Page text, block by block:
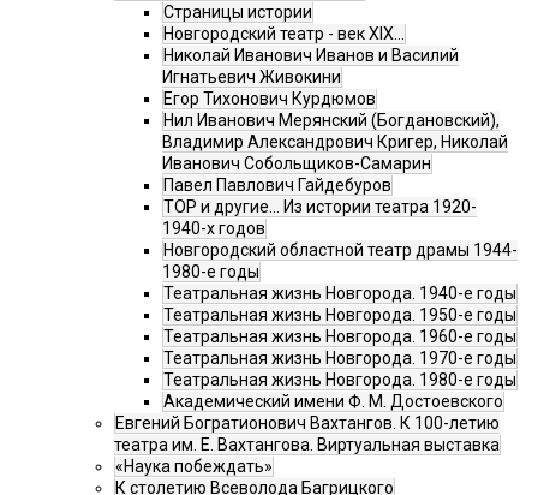
Страницы истории
Новгородский театр - век XIX…
Николай Иванович Иванов и Василий
Игнатьевич Живокини
Егор Тихонович Курдюмов
Нил Иванович Мерянский (Богдановский),
Владимир Александрович Кригер, Николай
Иванович Собольщиков-Самарин
Павел Павлович Гайдебуров
ТОР и другие… Из истории театра 1920-
1940-х годов
Новгородский областной театр драмы 1944-
1980-е годы
Театральная жизнь Новгорода. 1940-е годы
Театральная жизнь Новгорода. 1950-е годы
Театральная жизнь Новгорода. 1960-е годы
Театральная жизнь Новгорода. 1970-е годы
Театральная жизнь Новгорода. 1980-е годы
Академический имени Ф. М. Достоевского
Евгений Богратионович Вахтангов. К 100-летию
театра им. Е. Вахтангова. Виртуальная выставка
«Наука побеждать»
К столетию Всеволода Багрицкого